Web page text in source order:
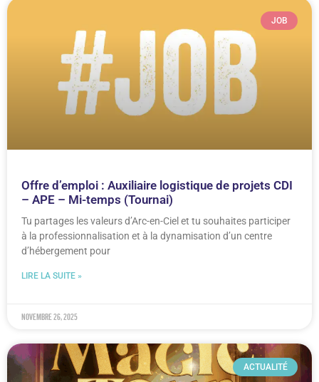
JOB
Offre d’emploi : Auxiliaire logistique de projets CDI
– APE – Mi-temps (Tournai)
Tu partages les valeurs d’Arc-en-Ciel et tu souhaites participer
à la professionnalisation et à la dynamisation d’un centre
d’hébergement pour
LIRE LA SUITE »
novembre 26, 2025
ACTUALITÉ